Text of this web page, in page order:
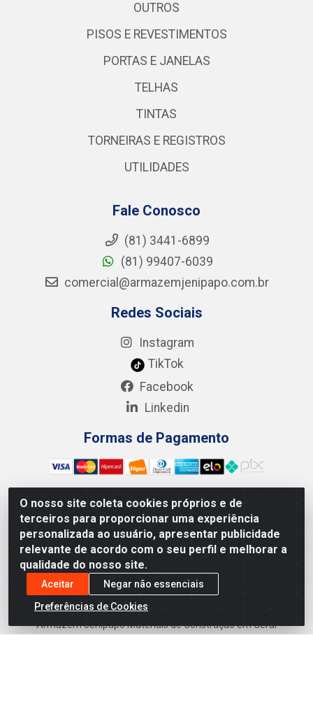
O nosso site coleta cookies próprios e de
terceiros para proporcionar uma experiência
personalizada ao usuário, apresentar publicidade
relevante de acordo com o seu perfil e melhorar a
qualidade do nosso site.
Aceitar
Negar não essenciais
Preferências de Cookies
OUTROS
PISOS E REVESTIMENTOS
PORTAS E JANELAS
TELHAS
TINTAS
TORNEIRAS E REGISTROS
UTILIDADES
Fale Conosco
(81) 3441-6899
(81) 99407-6039
comercial@armazemjenipapo.com.br
Redes Sociais
Instagram
TikTok
Facebook
Linkedin
Formas de Pagamento
Preços, promoções, condições de pagamento e frete são
válidos para compras realizadas exclusivamente pelo site.
Caso haja divergência de preço de um produto, será válido o
preço que for exibido no carrinho de compras do site no
momento do pagamento. As vendas estão sujeitas a análise
e disponibilidade do estoque. Imagens de produtos
meramente ilustrativas.
Armazém Jenipapo Materiais de Construção em Geral